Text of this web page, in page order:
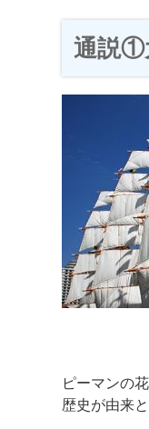
通説①
ピーマンの
歴史が由来